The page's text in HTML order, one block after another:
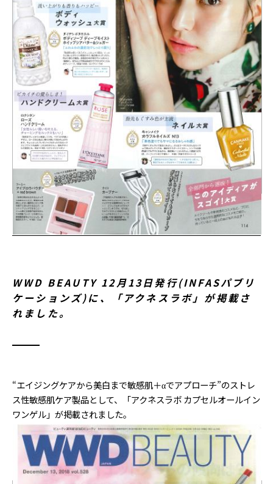
WWD BEAUTY 12月13日発行(INFASパブリ
ケーションズ)に、「アクネスラボ」が掲載さ
れました。
“エイジングケアから美白まで敏感肌＋αでアプローチ”のストレ
ス性敏感肌ケア製品として、「アクネスラボ カプセルオールイン
ワンゲル」が掲載されました。
メディア 18.12.13